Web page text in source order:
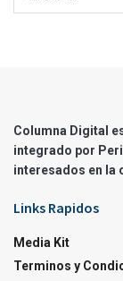
Columna Digital
integrado por
interesados en la
Links Rapidos
Media Kit
Terminos y